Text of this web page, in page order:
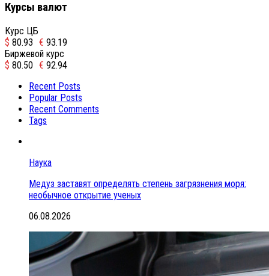
Курсы валют
Курс ЦБ
$ 80.93 € 93.19
Биржевой курс
$ 80.50 € 92.94
Recent Posts
Popular Posts
Recent Comments
Tags
Наука
Медуз заставят определять степень загрязнения моря:
необычное открытие ученых
06.08.2026